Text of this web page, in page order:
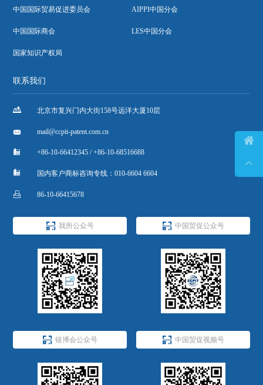
中国国际贸易促进委员会 AIPPI中国分会
中国国际商会 LES中国分会
国家知识产权局
联系我们
 北京市复兴门内大街158号远洋大厦10层
 mail@ccpit-patent.com.cn
 +86-10-66412345 / +86-10-68516688
 国内客户商标咨询专线：010-6604 6604
 86-10-66415678
 我所公众号  中国贸促公众号
 链博会公众号  中国贸促视频号

